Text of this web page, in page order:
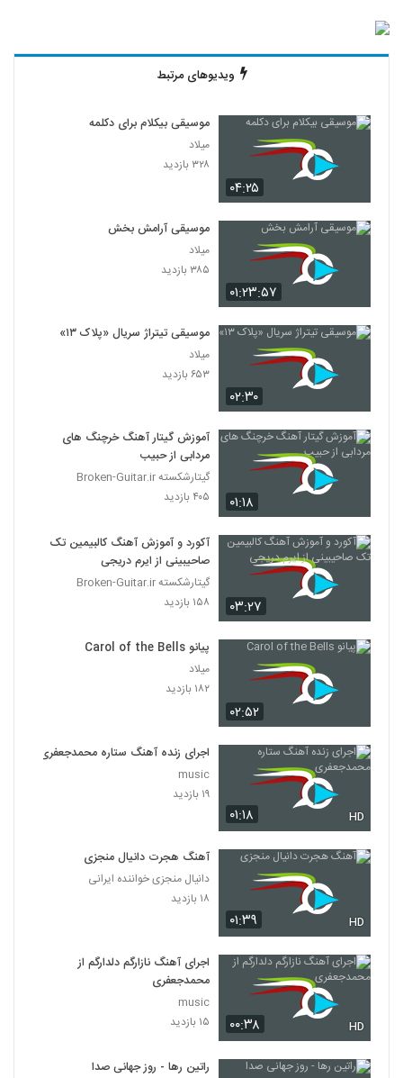
ویدیوهای مرتبط
۰۴:۲۵
موسیقی بیکلام برای دکلمه
میلاد
۳۲۸ بازدید
۰۱:۲۳:۵۷
موسیقی آرامش بخش
میلاد
۳۸۵ بازدید
۰۲:۳۰
موسیقی تیتراژ سریال «پلاک ۱۳»
میلاد
۶۵۳ بازدید
۰۱:۱۸
آموزش گیتار آهنگ خرچنگ های
مردابی از حبیب
گیتارشکسته Broken-Guitar.ir
۴۰۵ بازدید
۰۳:۲۷
آکورد و آموزش آهنگ کالبیمین تک
صاحیبینی از ایرم دریجی
گیتارشکسته Broken-Guitar.ir
۱۵۸ بازدید
۰۲:۵۲
پیانو Carol of the Bells
میلاد
۱۸۲ بازدید
۰۱:۱۸ HD
اجرای زنده آهنگ ستاره محمدجعفری
music
۱۹ بازدید
۰۱:۳۹ HD
آهنگ هجرت دانیال منجزی
دانیال منجزی خواننده ایرانی
۱۸ بازدید
۰۰:۳۸ HD
اجرای آهنگ نازارگم دلدارگم از
محمدجعفری
music
۱۵ بازدید
راتین رها - روز جهانی صدا